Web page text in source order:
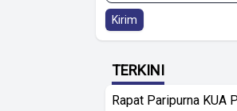
Kirim
TERKINI
Rapat Paripurna KUA